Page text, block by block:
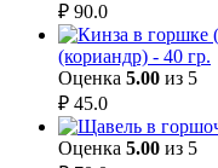
₽ 90.0
(кориандр) - 40 гр.
Оценка 5.00 из 5
₽ 45.0
Оценка 5.00 из 5